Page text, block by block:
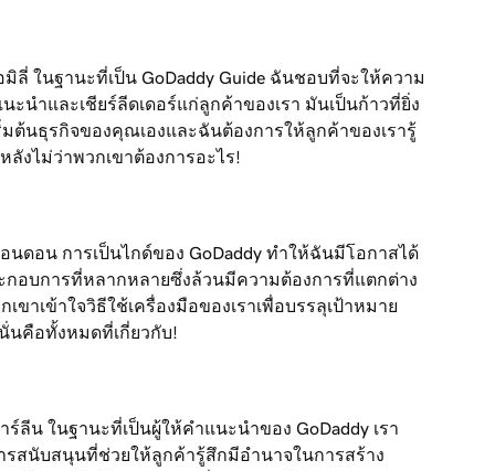
ลี่ ในฐานะที่เป็น GoDaddy Guide ฉันชอบที่จะให้ความ
ะนำและเชียร์ลีดเดอร์แก่ลูกค้าของเรา มันเป็นก้าวที่ยิ่ง
ต้นธุรกิจของคุณเองและฉันต้องการให้ลูกค้าของเรารู้
ลังไม่ว่าพวกเขาต้องการอะไร!
นดอน การเป็นไกด์ของ GoDaddy ทำให้ฉันมีโอกาสได้
กอบการที่หลากหลายซึ่งล้วนมีความต้องการที่แตกต่าง
ขาเข้าใจวิธีใช้เครื่องมือของเราเพื่อบรรลุเป้าหมาย
นคือทั้งหมดที่เกี่ยวกับ!
ลีน ในฐานะที่เป็นผู้ให้คำแนะนำของ GoDaddy เรา
รสนับสนุนที่ช่วยให้ลูกค้ารู้สึกมีอำนาจในการสร้าง